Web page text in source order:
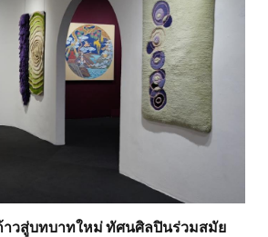
าวสู่บทบาทใหม่ ทัศนศิลปินร่วมสมัย